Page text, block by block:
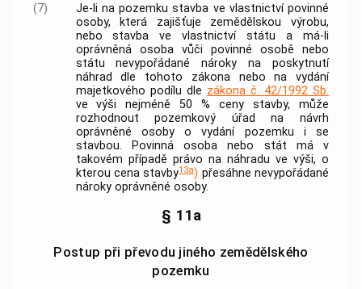
(7)
Je-li na pozemku stavba ve vlastnictví povinné
osoby, která zajišťuje zemědělskou výrobu,
nebo stavba ve vlastnictví státu a má-li
oprávněná osobavůči povinné osobě nebo
státu nevypořádané nároky na poskytnutí
náhrad dle tohoto zákona nebo na vydání
majetkového podílu dle zákona č. 42/1992 Sb.
ve výši nejméně 50 % ceny stavby, může
rozhodnout pozemkový úřad na návrh
oprávněné osobyo vydání pozemku i se
stavbou. Povinná osoba nebo stát má v
takovém případě právo na náhradu ve výši, o
kterou cena stavby13a) přesáhne nevypořádané
nároky oprávněné osoby.
§ 11a
Postup při převodu jiného zemědělského
pozemku